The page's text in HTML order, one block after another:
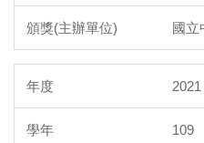
國立
2021
109